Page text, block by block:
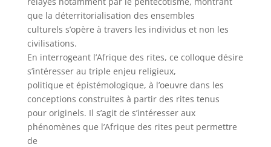
que la déterritorialisation des ensembles
culturels s’opère à travers les individus et non les
civilisations.
En interrogeant l’Afrique des rites, ce colloque désire
s’intéresser au triple enjeu religieux,
politique et épistémologique, à l’oeuvre dans les
conceptions construites à partir des rites tenus
pour originels. Il s’agit de s’intéresser aux
phénomènes que l’Afrique des rites peut permettre
de